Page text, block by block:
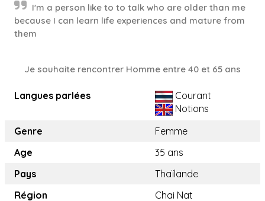
I'm a person like to to talk who are older than me
because I can learn life experiences and mature from
them
Je souhaite rencontrer Homme entre 40 et 65 ans
Langues parlées
Courant
Notions
Genre
Femme
Age
35 ans
Pays
Thaïlande
Région
Chai Nat